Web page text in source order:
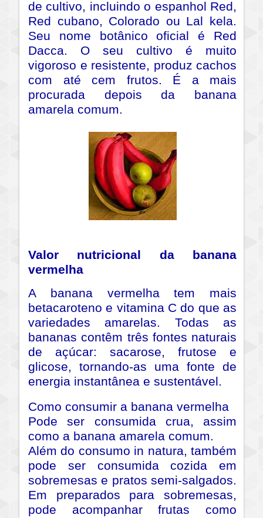
de cultivo, incluindo o espanhol Red,
Red cubano, Colorado ou Lal kela.
Seu nome botânico oficial é Red
Dacca. O seu cultivo é muito
vigoroso e resistente, produz cachos
com até cem frutos. É a mais
procurada depois da banana
amarela comum.
Valor nutricional da banana
vermelha
A banana vermelha tem mais
betacaroteno e vitamina C do que as
variedades amarelas. Todas as
bananas contêm três fontes naturais
de açúcar: sacarose, frutose e
glicose, tornando-as uma fonte de
energia instantânea e sustentável.
Como consumir a banana vermelha
Pode ser consumida crua, assim
como a banana amarela comum.
Além do consumo in natura, também
pode ser consumida cozida em
sobremesas e pratos semi-salgados.
Em preparados para sobremesas,
pode acompanhar frutas como